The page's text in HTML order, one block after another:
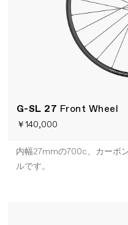
G-SL 27 Front Wheel
￥140,000
内幅27mmの700c、カーボ
ルです。